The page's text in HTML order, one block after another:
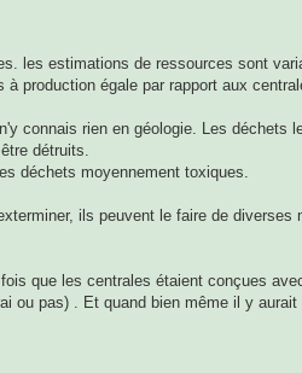
les estimations de ressources sont
production égale par rapport aux
connais rien en géologie. Les déchets
détruits.
déchets moyennement toxiques.
ils peuvent le faire de diverses
que les centrales étaient conçues
pas) . Et quand bien même il y